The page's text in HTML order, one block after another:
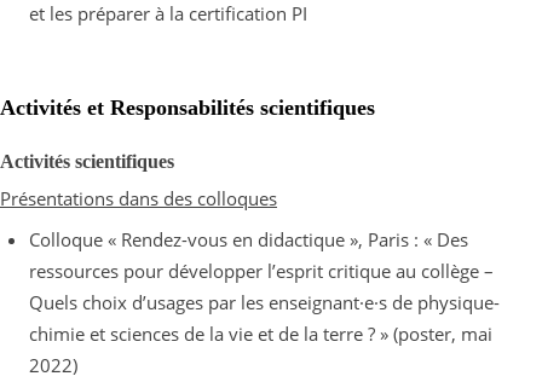
et les préparer à la certification PI
Activités et Responsabilités scientifiques
Activités scientifiques
Présentations dans des colloques
Colloque « Rendez-vous en didactique », Paris : « Des
ressources pour développer l’esprit critique au collège –
Quels choix d’usages par les enseignant·e·s de physique-
chimie et sciences de la vie et de la terre ? » (poster, mai
2022)